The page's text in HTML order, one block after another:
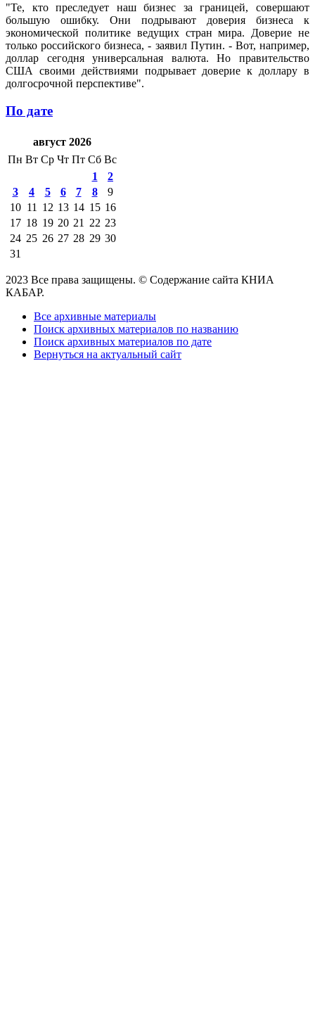
"Те, кто преследует наш бизнес за границей, совершают
большую ошибку. Они подрывают доверия бизнеса к
экономической политике ведущих стран мира. Доверие не
только российского бизнеса, - заявил Путин. - Вот, например,
доллар сегодня универсальная валюта. Но правительство
США своими действиями подрывает доверие к доллару в
долгосрочной перспективе".
По дате
август 2026
Пн Вт Ср Чт Пт Сб Вс
1
2
3
4 5 6 7 8
9
10 11 12 13 14 15 16
17 18 19 20 21 22 23
24 25 26 27 28 29 30
31
2023 Все права защищены. © Содержание сайта КНИА
КАБАР.
Все архивные материалы
Поиск архивных материалов по названию
Поиск архивных материалов по дате
Вернуться на актуальный сайт